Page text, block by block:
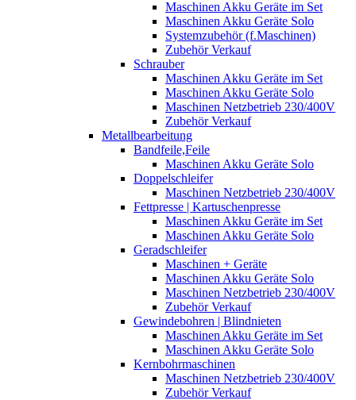
Maschinen Akku Geräte im Set
Maschinen Akku Geräte Solo
Systemzubehör (f.Maschinen)
Zubehör Verkauf
Schrauber
Maschinen Akku Geräte im Set
Maschinen Akku Geräte Solo
Maschinen Netzbetrieb 230/400V
Zubehör Verkauf
Metallbearbeitung
Bandfeile,Feile
Maschinen Akku Geräte Solo
Doppelschleifer
Maschinen Netzbetrieb 230/400V
Fettpresse | Kartuschenpresse
Maschinen Akku Geräte im Set
Maschinen Akku Geräte Solo
Geradschleifer
Maschinen + Geräte
Maschinen Akku Geräte Solo
Maschinen Netzbetrieb 230/400V
Zubehör Verkauf
Gewindebohren | Blindnieten
Maschinen Akku Geräte im Set
Maschinen Akku Geräte Solo
Kernbohrmaschinen
Maschinen Netzbetrieb 230/400V
Zubehör Verkauf